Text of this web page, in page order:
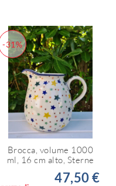
-31%
Brocca, volume 1000
ml, 16 cm alto, Sterne
47,50 €